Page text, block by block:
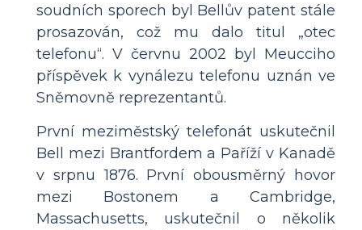
soudních sporech byl Bellův patent stále
prosazován, což mu dalo titul „otec
telefonu“. V červnu 2002 byl Meucciho
příspěvek k vynálezu telefonu uznán ve
Sněmovně reprezentantů.
První meziměstský telefonát uskutečnil
Bell mezi Brantfordem a Paříží v Kanadě
v srpnu 1876. První obousměrný hovor
mezi Bostonem a Cambridge,
Massachusetts, uskutečnil o několik